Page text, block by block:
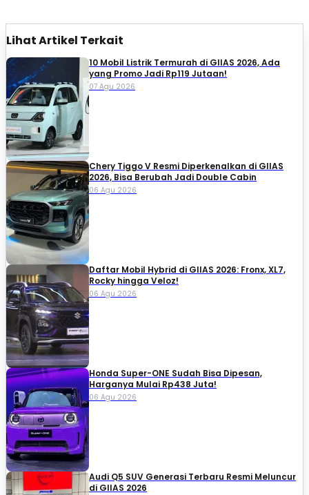
Lihat Artikel Terkait
10 Mobil Listrik Termurah di GIIAS 2026, Ada
yang Promo Jadi Rp119 Jutaan!
07 Agu 2026
Chery Tiggo V Resmi Diperkenalkan di GIIAS
2026, Bisa Berubah Jadi Double Cabin
06 Agu 2026
Daftar Mobil Hybrid di GIIAS 2026: Fronx, XL7,
Rocky hingga Veloz!
06 Agu 2026
Honda Super-ONE Sudah Bisa Dipesan,
Harganya Mulai Rp438 Juta!
06 Agu 2026
Audi Q5 SUV Generasi Terbaru Resmi Meluncur
di GIIAS 2026